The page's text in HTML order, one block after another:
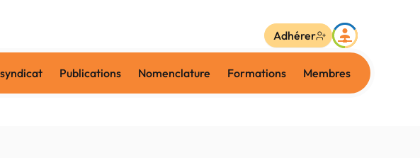
Publications Nomenclature Formations Membres
Adhérer